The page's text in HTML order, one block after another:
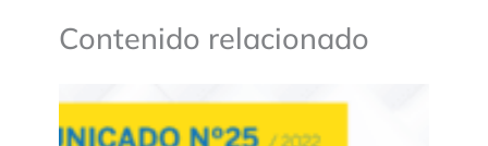
Contenido relacionado